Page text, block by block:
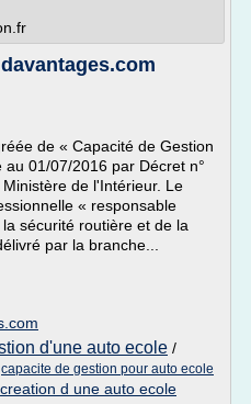
de « Capacité de Gestion
01/07/2016 par Décret n°
de l'Intérieur. Le
« responsable
sécurité routière et de la
par la branche...
d'une auto ecole /
capacite de gestion pour auto ecole
creation d une auto ecole